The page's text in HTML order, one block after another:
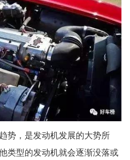
势，是发动机发展的大势所
类型的发动机就会逐渐没落或